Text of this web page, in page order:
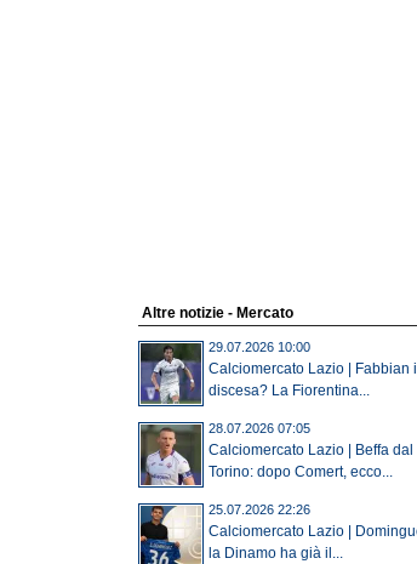
Altre notizie - Mercato
29.07.2026 10:00
Calciomercato Lazio | Fabbian
discesa? La Fiorentina...
28.07.2026 07:05
Calciomercato Lazio | Beffa dal
Torino: dopo Comert, ecco...
25.07.2026 22:26
Calciomercato Lazio |
la Dinamo ha già il...